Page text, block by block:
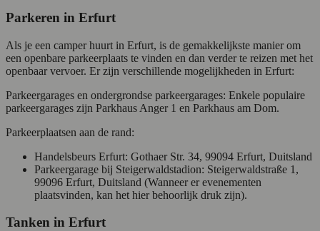
Parkeren in Erfurt
Als je een camper huurt in Erfurt, is de gemakkelijkste manier om
een openbare parkeerplaats te vinden en dan verder te reizen met het
openbaar vervoer. Er zijn verschillende mogelijkheden in Erfurt:
Parkeergarages en ondergrondse parkeergarages: Enkele populaire
parkeergarages zijn Parkhaus Anger 1 en Parkhaus am Dom.
Parkeerplaatsen aan de rand:
Handelsbeurs Erfurt: Gothaer Str. 34, 99094 Erfurt, Duitsland
Parkeergarage bij Steigerwaldstadion: Steigerwaldstraße 1,
99096 Erfurt, Duitsland (Wanneer er evenementen
plaatsvinden, kan het hier behoorlijk druk zijn).
Tanken in Erfurt